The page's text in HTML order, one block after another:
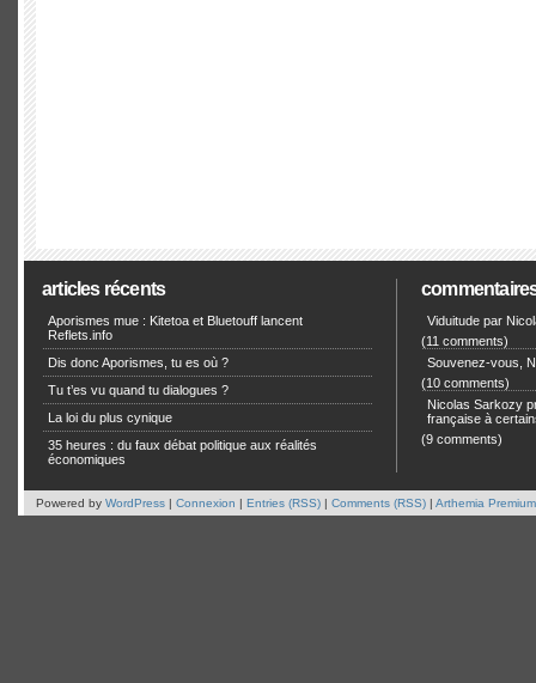
articles récents
Aporismes mue : Kitetoa et Bluetouff lancent
Reflets.info
Dis donc Aporismes, tu es où ?
Tu t’es vu quand tu dialogues ?
La loi du plus cynique
35 heures : du faux débat politique aux réalités
économiques
Viduitude par
(11 comments)
Souvenez-vous,
(10 comments)
Nicolas Sarkozy
française à
(9 comments)
Powered by WordPress | Connexion | Entries (RSS) | Comments (RSS) | Arthemia Premium